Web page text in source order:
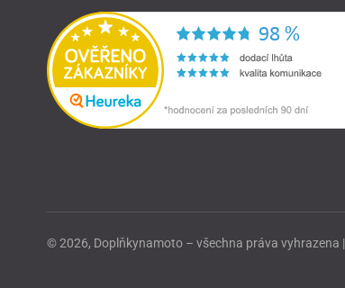
© 2026, Doplňkynamoto – všechna práva vyhrazena |